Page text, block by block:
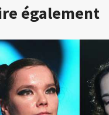
également